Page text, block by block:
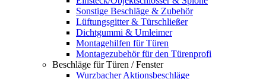
Sonstige Beschläge & Zubehör
Lüftungsgitter & Türschließer
Dichtgummi & Umleimer
Montagehilfen für Türen
Montagezubehör für den Türenprofi
Beschläge für Türen / Fenster
Wurzbacher Aktionsbeschläge